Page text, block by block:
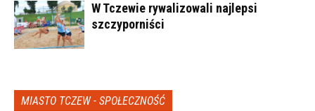
W Tczewie rywalizowali najlepsi
szczyporniści
MIASTO TCZEW - SPOŁECZNOŚĆ